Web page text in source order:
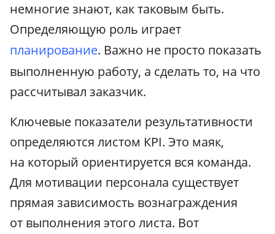
немногие знают, как таковым быть.
Определяющую роль играет
планирование. Важно не просто показать
выполненную работу, а сделать то, на что
рассчитывал заказчик.
Ключевые показатели результативности
определяются листом КРI. Это маяк,
на который ориентируется вся команда.
Для мотивации персонала существует
прямая зависимость вознаграждения
от выполнения этого листа. Вот